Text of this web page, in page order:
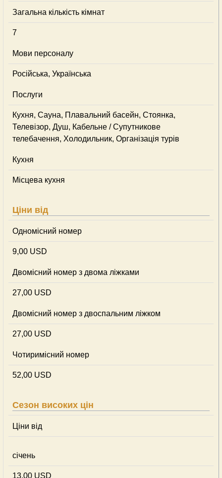
Загальна кількість кімнат
7
Мови персоналу
Російська, Українська
Послуги
Кухня, Сауна, Плавальний басейн, Стоянка,
Телевізор, Душ, Кабельне / Супутникове
телебачення, Холодильник, Організація турів
Кухня
Місцева кухня
Ціни від
Одномісний номер
9,00 USD
Двомісний номер з двома ліжками
27,00 USD
Двомісний номер з двоспальним ліжком
27,00 USD
Чотиримісний номер
52,00 USD
Сезон високих цін
Ціни від
січень
13,00 USD